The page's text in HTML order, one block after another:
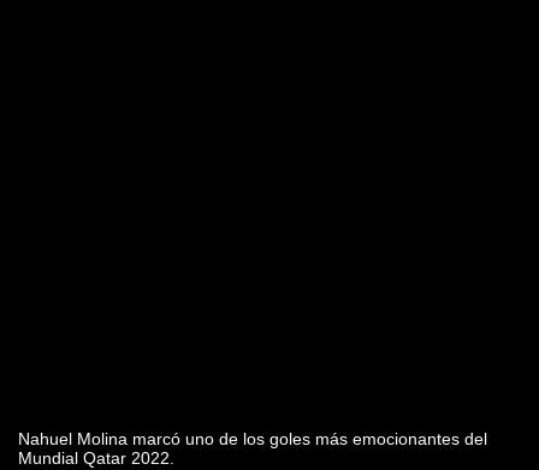
Nahuel Molina marcó uno de los goles más emocionantes del
Mundial Qatar 2022.